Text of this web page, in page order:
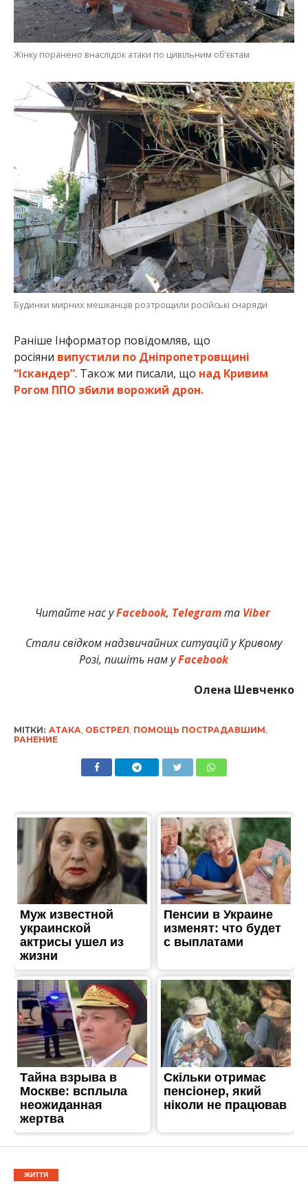
Жінку поранено внаслідок атаки по цивільним об’єктам
Будинки мирних мешканців розтрощили російські снаряди
Раніше Інформатор повідомляв, що
росіяни випустили по Дніпропетровщині
“Іскандер”. Також ми писали, що над Кривим
Рогом ППО збили ворожий дрон.
Читайте нас уFacebook, Telegramта Viber
Стали свідком надзвичайних ситуацій у Кривому
Розі, пишіть нам уFacebook
Олена Шевченко
МІТКИ: АТАКА, ОБСТРЕЛ, ПОМОЩЬ ПОСТРАДАВШИМ,
РАНЕНИЕ
ЖИТТЯ